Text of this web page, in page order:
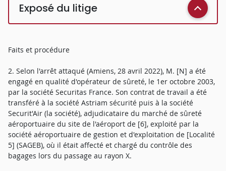
Exposé du litige
Faits et procédure
2. Selon l'arrêt attaqué (Amiens, 28 avril 2022), M. [N] a été
engagé en qualité d'opérateur de sûreté, le 1er octobre 2003,
par la société Securitas France. Son contrat de travail a été
transféré à la société Astriam sécurité puis à la société
Securit'Air (la société), adjudicataire du marché de sûreté
aéroportuaire du site de l'aéroport de [6], exploité par la
société aéroportuaire de gestion et d'exploitation de [Localité
5] (SAGEB), où il était affecté et chargé du contrôle des
bagages lors du passage au rayon X.